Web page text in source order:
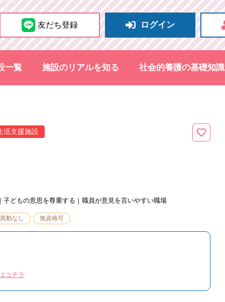
友だち登録 ログイン
一覧 施設のリアルを知る 社会的養護の基礎知識
活支援施設
どもの意思を尊重する｜職員が意見を言いやすい職場
異動なし 無資格可
コチラ